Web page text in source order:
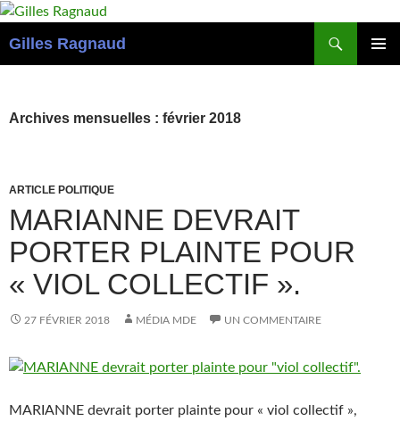
Gilles Ragnaud
Archives mensuelles : février 2018
ARTICLE POLITIQUE
MARIANNE DEVRAIT
PORTER PLAINTE POUR
« VIOL COLLECTIF ».
27 FÉVRIER 2018 MÉDIA MDE UN COMMENTAIRE
MARIANNE devrait porter plainte pour « viol collectif »,